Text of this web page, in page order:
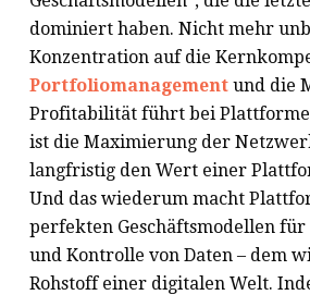
dominiert haben. Nicht mehr
Konzentration auf die
Portfoliomanagementund die
Profitabilität führt bei
ist die Maximierung der
langfristig den Wert einer
Und das wiederum macht
perfekten Geschäftsmodellen
und Kontrolle von Daten – dem
Rohstoff einer digitalen Welt.